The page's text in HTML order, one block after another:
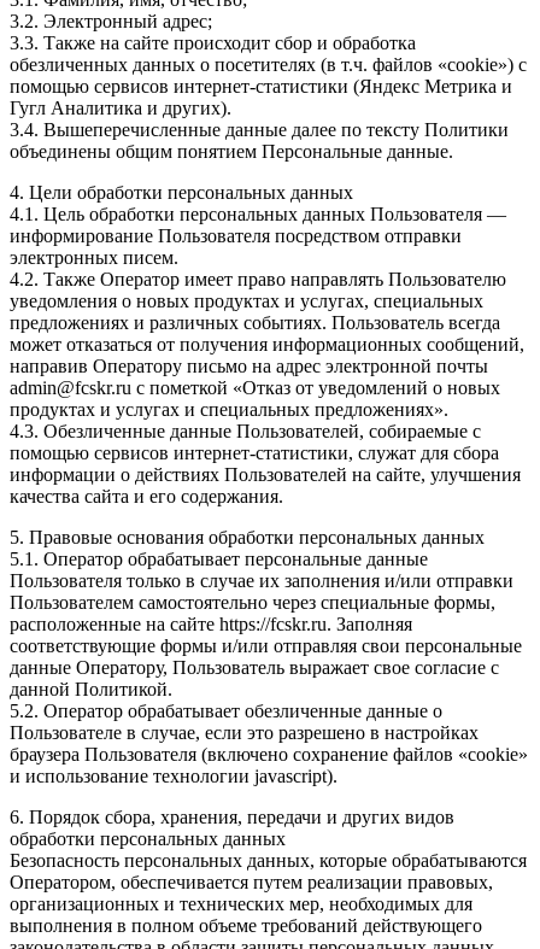
3.2. Электронный адрес;
3.3. Также на сайте происходит сбор и обработка
обезличенных данных о посетителях (в т.ч. файлов «cookie») с
помощью сервисов интернет-статистики (Яндекс Метрика и
Гугл Аналитика и других).
3.4. Вышеперечисленные данные далее по тексту Политики
объединены общим понятием Персональные данные.
4. Цели обработки персональных данных
4.1. Цель обработки персональных данных Пользователя —
информирование Пользователя посредством отправки
электронных писем.
4.2. Также Оператор имеет право направлять Пользователю
уведомления о новых продуктах и услугах, специальных
предложениях и различных событиях. Пользователь всегда
может отказаться от получения информационных сообщений,
направив Оператору письмо на адрес электронной почты
admin@fcskr.ru с пометкой «Отказ от уведомлений о новых
продуктах и услугах и специальных предложениях».
4.3. Обезличенные данные Пользователей, собираемые с
помощью сервисов интернет-статистики, служат для сбора
информации о действиях Пользователей на сайте, улучшения
качества сайта и его содержания.
5. Правовые основания обработки персональных данных
5.1. Оператор обрабатывает персональные данные
Пользователя только в случае их заполнения и/или отправки
Пользователем самостоятельно через специальные формы,
расположенные на сайте https://fcskr.ru. Заполняя
соответствующие формы и/или отправляя свои персональные
данные Оператору, Пользователь выражает свое согласие с
данной Политикой.
5.2. Оператор обрабатывает обезличенные данные о
Пользователе в случае, если это разрешено в настройках
браузера Пользователя (включено сохранение файлов «cookie»
и использование технологии javascript).
6. Порядок сбора, хранения, передачи и других видов
обработки персональных данных
Безопасность персональных данных, которые обрабатываются
Оператором, обеспечивается путем реализации правовых,
организационных и технических мер, необходимых для
выполнения в полном объеме требований действующего